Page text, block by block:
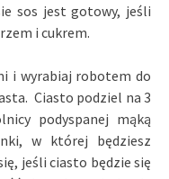
sos jest gotowy, jeśli
i cukrem.
i wyrabiaj robotem do
Ciasto podziel na 3
podyspanej mąką
w której będziesz
jeśli ciasto będzie się